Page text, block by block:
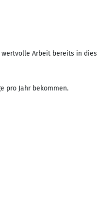
Arbeit bereits in
pro Jahr bekommen.